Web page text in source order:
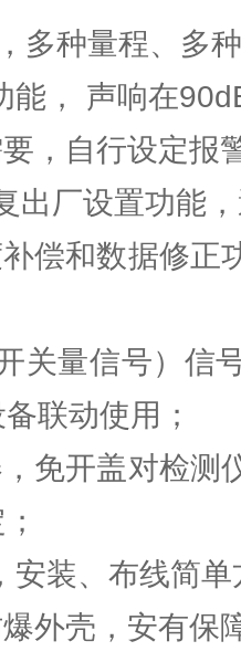
多种量程、多
能， 声响在
，自行设定报
出厂设置功能
偿和数据修正
关量信号）信
联动使用；
免开盖对检测
安装、布线简
外壳，安有保